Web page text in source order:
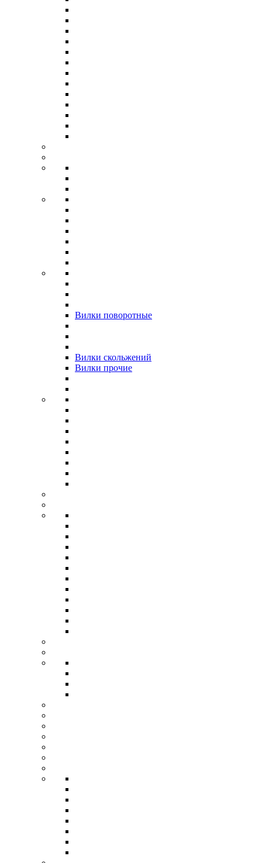
Вилки поворотные
Вилки скольжений
Вилки прочие